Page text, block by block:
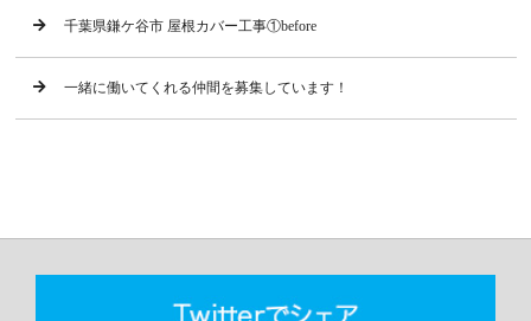
千葉県鎌ケ谷市 屋根カバー工事①before
一緒に働いてくれる仲間を募集しています！